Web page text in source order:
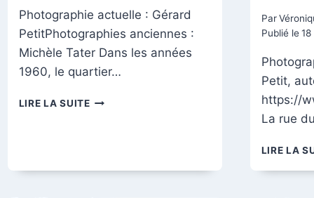
Photographie actuelle : Gérard
PetitPhotographies anciennes :
Michèle Tater Dans les années
1960, le quartier…
LIRE LA SUITERUE
Par
Publié le
Petit,
https://
La rue
LIRE LA